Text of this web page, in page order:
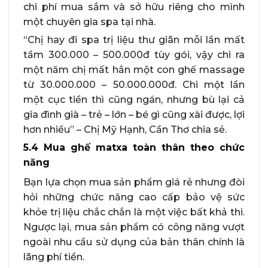
chi phí mua sắm và sở hữu riêng cho mình
một chuyên gia spa tại nhà.
“Chị hay đi spa trị liệu thư giãn mỗi lần mất
tầm 300.000 – 500.000đ tùy gói, vậy chi ra
một năm chị mất hẳn một con ghế massage
từ 30.000.000 – 50.000.000đ. Chi một lần
một cục tiền thì cũng ngán, nhưng bù lại cả
gia đình già – trẻ – lớn – bé gì cũng xài được, lợi
hơn nhiều” – Chị Mỹ Hạnh, Cần Thơ chia sẻ.
5.4 Mua ghế matxa toàn thân theo chức
năng
Bạn lựa chọn mua sản phẩm giá rẻ nhưng đòi
hỏi những chức năng cao cấp bảo vệ sức
khỏe trị liệu chắc chắn là một việc bất khả thi.
Ngược lại, mua sản phẩm có công năng vượt
ngoài nhu cầu sử dụng của bản thân chính là
lãng phí tiền.